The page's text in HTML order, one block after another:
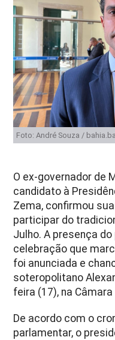
Foto: André Souza / bahia.ba
O ex-governador de
candidato à
Zema, confirmou
participar do
Julho. A presença
celebração que
foi anunciada e
soteropolitano
feira (17), na
De acordo com o
parlamentar, o